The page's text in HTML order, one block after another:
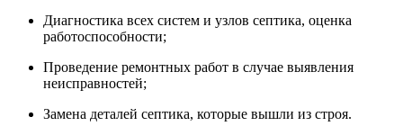
Диагностика всех систем и узлов септика, оценка
работоспособности;
Проведение ремонтных работ в случае выявления
неисправностей;
Замена деталей септика, которые вышли из строя.